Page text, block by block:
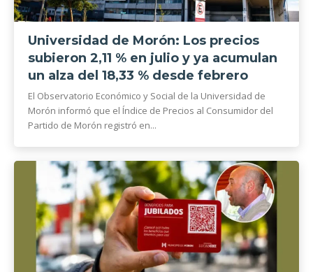
Universidad de Morón: Los precios
subieron 2,11 % en julio y ya acumulan
un alza del 18,33 % desde febrero
El Observatorio Económico y Social de la Universidad de
Morón informó que el Índice de Precios al Consumidor del
Partido de Morón registró en...